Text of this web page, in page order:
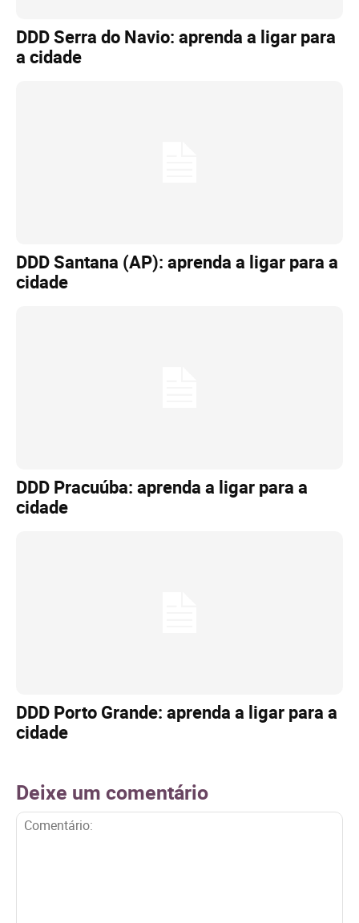
DDD Serra do Navio: aprenda a ligar para
a cidade
DDD Santana (AP): aprenda a ligar para a
cidade
DDD Pracuúba: aprenda a ligar para a
cidade
DDD Porto Grande: aprenda a ligar para a
cidade
Deixe um comentário